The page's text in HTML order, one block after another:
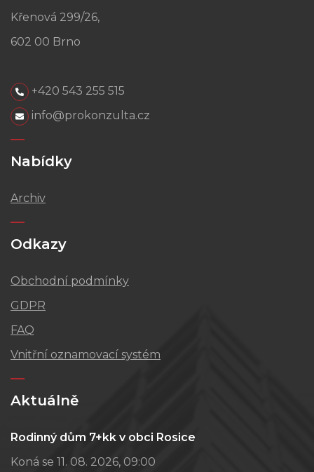
Křenová 299/26,
602 00 Brno
+420 543 255 515
info@prokonzulta.cz
Nabídky
Archiv
Odkazy
Obchodní podmínky
GDPR
FAQ
Vnitřní oznamovací systém
Aktuálně
Rodinný dům 7+kk v obci Rosice
Koná se 11. 08. 2026, 09:00